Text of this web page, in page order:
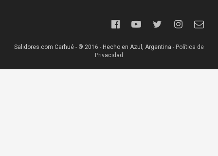
Salidores.com Carhué - ® 2016 - Hecho en Azul, Argentina - Política de
Privacidad